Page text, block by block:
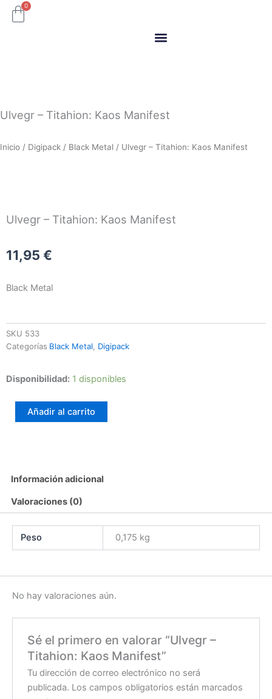
0
Carrito
Ulvegr – Titahion: Kaos Manifest
Inicio / Digipack / Black Metal / Ulvegr – Titahion: Kaos Manifest
Ulvegr – Titahion: Kaos Manifest
11,95 €
Black Metal
SKU 533
Categorías Black Metal, Digipack
Disponibilidad: 1 disponibles
Ulvegr
Titahion:
Manifest
Añadir al carrito
Información adicional
Valoraciones (0)
Peso 0,175 kg
No hay valoraciones aún.
Sé el primero en valorar “Ulvegr –
Titahion: Kaos Manifest”
Tu dirección de correo electrónico no será
publicada. Los campos obligatorios están marcados